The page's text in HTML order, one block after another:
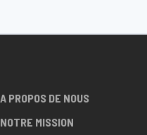
A PROPOS DE NOUS
NOTRE MISSION